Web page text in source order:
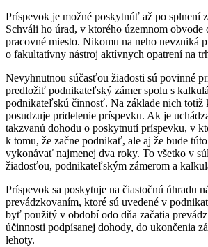
Príspevok je možné poskytnúť až po splnení
Schváli ho úrad, v ktorého územnom obvode
pracovné miesto. Nikomu na neho nevzniká
o fakultatívny nástroj aktívnych opatrení na
Nevyhnutnou súčasťou žiadosti sú povinné
predložiť podnikateľský zámer spolu s
podnikateľskú činnosť. Na základe nich totiž
posudzuje pridelenie príspevku. Ak je
takzvanú dohodu o poskytnutí príspevku, v
k tomu, že začne podnikať, ale aj že bude
vykonávať najmenej dva roky. To všetko v
žiadosťou, podnikateľským zámerom a
Príspevok sa poskytuje na čiastočnú úhradu
prevádzkovaním, ktoré sú uvedené v
byť použitý v období odo dňa začatia
účinnosti podpísanej dohody, do ukončenia
lehoty.